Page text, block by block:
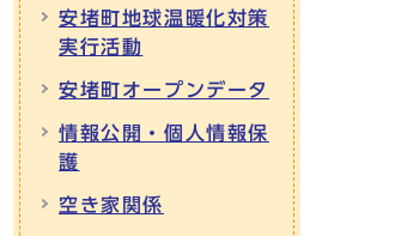
安堵町地球温暖化対策
実行活動
安堵町オープンデータ
情報公開・個人情報保
護
空き家関係